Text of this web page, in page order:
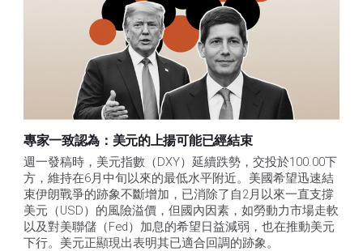
專家一致認為：美元的上揚可能已經結束
週一發稿時，美元指數（DXY）延續跌勢，交投於100.00下
方，維持在6月中旬以來的最低水平附近。美國希望迅速結
束伊朗戰爭的跡象不斷增加，已消除了自2月以來一直支撐
美元（USD）的風險溢價，但國內因素，如勞動力市場走軟
以及對美聯儲（Fed）加息的希望日益減弱，也在推動美元
下行。美元正顯現出表明其已適合回調的跡象。